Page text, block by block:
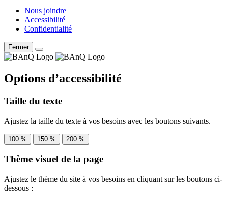
Nous joindre
Accessibilité
Confidentialité
Fermer
Options d’accessibilité
Taille du texte
Ajustez la taille du texte à vos besoins avec les boutons suivants.
100 % 150 % 200 %
Thème visuel de la page
Ajustez le thème du site à vos besoins en cliquant sur les boutons ci-
dessous :